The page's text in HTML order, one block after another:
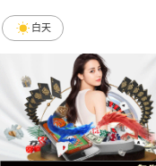
白天